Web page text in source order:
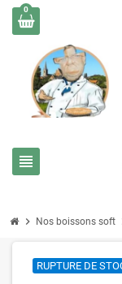
0
view_headline
chevron_right Nos boissons soft
RUPTURE DE